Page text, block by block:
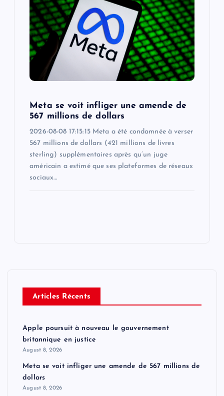
Meta se voit infliger une amende de
567 millions de dollars
2026-08-08 17:15:15 Meta a été condamnée à verser
567 millions de dollars (421 millions de livres
sterling) supplémentaires après qu’un juge
américain a estimé que ses plateformes de réseaux
sociaux…
Articles Récents
Apple poursuit à nouveau le gouvernement
britannique en justice
August 8, 2026
Meta se voit infliger une amende de 567 millions de
dollars
August 8, 2026